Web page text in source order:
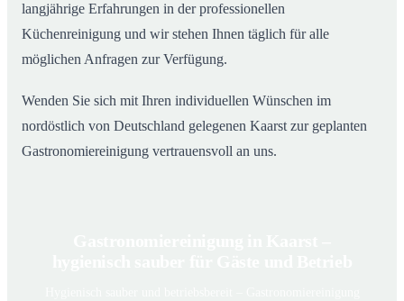
langjährige Erfahrungen in der professionellen
Küchenreinigung und wir stehen Ihnen täglich für alle
möglichen Anfragen zur Verfügung.
Wenden Sie sich mit Ihren individuellen Wünschen im
nordöstlich von Deutschland gelegenen Kaarst zur geplanten
Gastronomiereinigung vertrauensvoll an uns.